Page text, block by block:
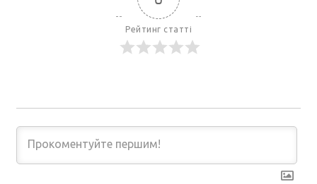
Рейтинг статті